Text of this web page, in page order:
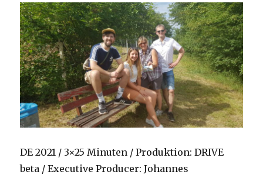
DE 2021 / 3×25 Minuten / Produktion: DRIVE
beta / Executive Producer: Johannes